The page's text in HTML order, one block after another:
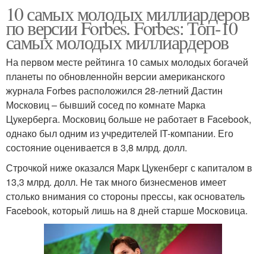
10 самых молодых миллиардеров
по версии Forbes. Forbes: Топ-10
самых молодых миллиардеров
На первом месте рейтинга 10 самых молодых богачей
планеты по обновленнойн версии американского
журнала Forbes расположился 28-летний Дастин
Московиц – бывший сосед по комнате Марка
Цукерберга. Московиц больше не работает в Facebook,
однако был одним из учредителей IT-компании. Его
состояние оценивается в 3,8 млрд. долл.
Строчкой ниже оказался Марк Цукенберг с капиталом в
13,3 млрд. долл. Не так много бизнесменов имеет
столько внимания со стороны прессы, как основатель
Facebook, который лишь на 8 дней старше Московица.